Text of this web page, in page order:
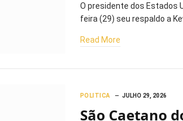
O presidente dos Estados
feira (29) seu respaldo a
Read More
POLITICA JULHO 29, 2026
São Caetano